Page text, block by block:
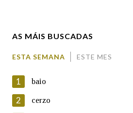
AS MÁIS BUSCADAS
ESTA SEMANA ESTE MES
1 baio
2 cerzo